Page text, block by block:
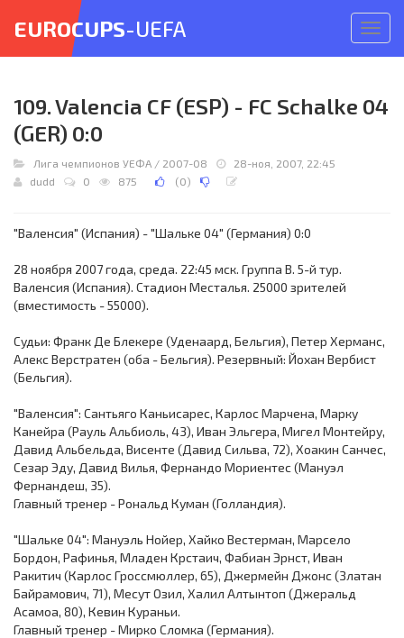
меню
EUROCUPS-UEFA
109. Valencia CF (ESP) - FC Schalke 04
(GER) 0:0
Лига чемпионов УЕФА / 2007-08
28-ноя, 2007, 22:45
dudd
0 875 (0)
"Валенсия" (Испания) - "Шальке 04" (Германия) 0:0
28 ноября 2007 года, среда. 22:45 мск. Группа B. 5-й тур.
Валенсия (Испания). Стадион Месталья. 25000 зрителей
(вместимость - 55000).
Судьи: Франк Де Блекере (Уденаард, Бельгия), Петер Херманс,
Алекс Верстратен (оба - Бельгия). Резервный: Йохан Вербист
(Бельгия).
"Валенсия": Сантьяго Каньисарес, Карлос Марчена, Марку
Канейра (Рауль Альбиоль, 43), Иван Эльгера, Мигел Монтейру,
Давид Альбельда, Висенте (Давид Сильва, 72), Хоакин Санчес,
Сезар Эду, Давид Вилья, Фернандо Мориентес (Мануэл
Фернандеш, 35).
Главный тренер - Рональд Куман (Голландия).
"Шальке 04": Мануэль Нойер, Хайко Вестерман, Марсело
Бордон, Рафинья, Младен Крстаич, Фабиан Эрнст, Иван
Ракитич (Карлос Гроссмюллер, 65), Джермейн Джонс (Златан
Байрамович, 71), Месут Озил, Халил Алтынтоп (Джеральд
Асамоа, 80), Кевин Кураньи.
Главный тренер - Мирко Сломка (Германия).